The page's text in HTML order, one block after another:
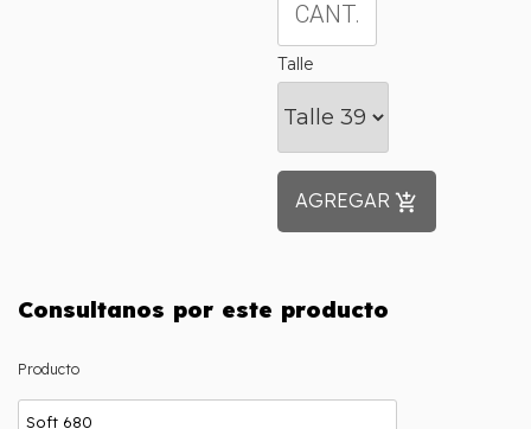
Talle
AGREGARadd_shopping_cart
Consultanos por este producto
Producto